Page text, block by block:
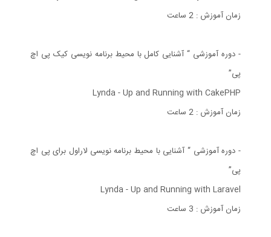
زمان آموزش : 2 ساعت
- دوره آموزشی “ آشنایی کامل با محیط برنامه نویسی کیک پی اچ
پی”
Lynda - Up and Running with CakePHP
زمان آموزش : 2 ساعت
- دوره آموزشی “ آشنایی با محیط برنامه نویسی لاراول برای پی اچ
پی”
Lynda - Up and Running with Laravel
زمان آموزش : 3 ساعت